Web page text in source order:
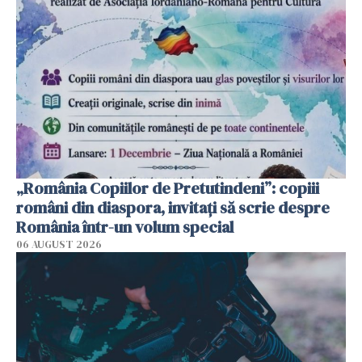
„România Copiilor de Pretutindeni”: copiii
români din diaspora, invitați să scrie despre
România într-un volum special
06 AUGUST 2026